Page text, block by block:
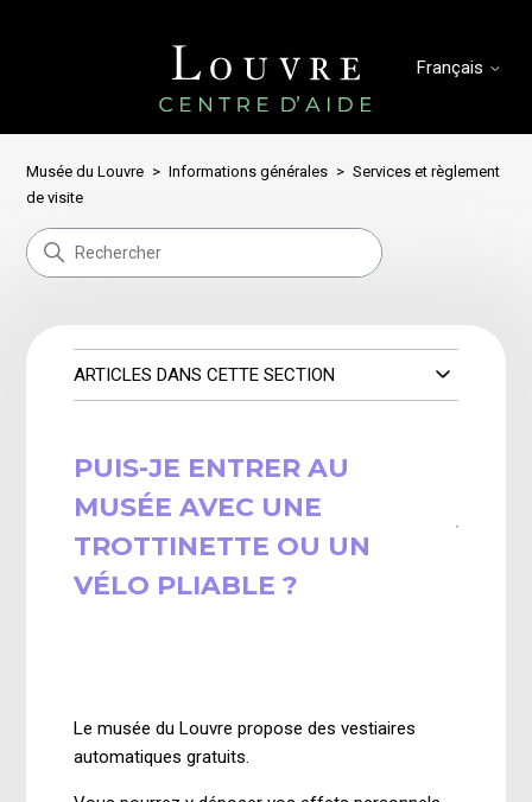
Français
Musée du Louvre Informations générales
Services et règlement
de visite
ARTICLES DANS CETTE SECTION
PUIS-JE ENTRER AU
MUSÉE AVEC UNE
TROTTINETTE OU UN
VÉLO PLIABLE ?
Le musée du Louvre propose des vestiaires
automatiques gratuits.